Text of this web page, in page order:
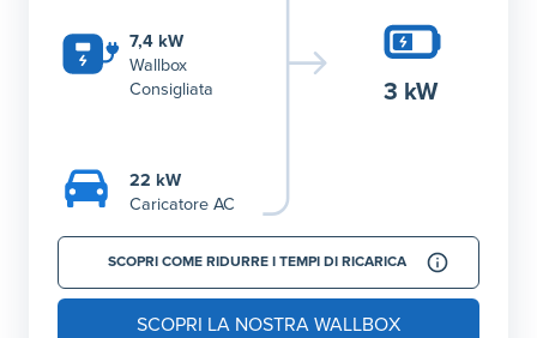
7,4 kW
Wallbox
Consigliata
22 kW
Caricatore AC
3 kW
SCOPRI COME RIDURRE I TEMPI DI RICARICA
SCOPRI LA NOSTRA WALLBOX